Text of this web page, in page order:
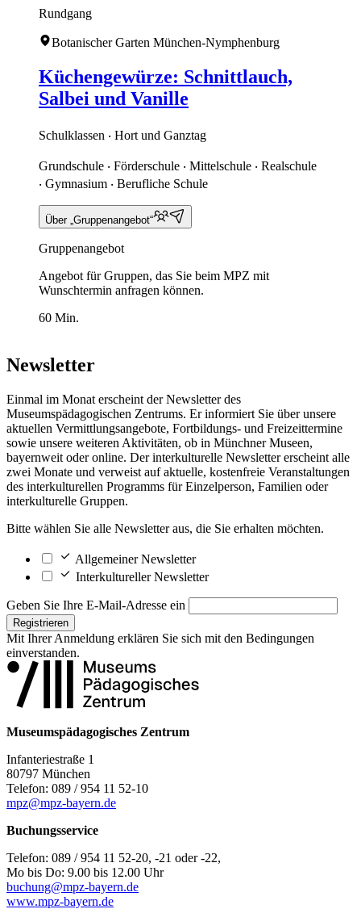
Rundgang
Botanischer Garten München-Nymphenburg
Küchengewürze: Schnittlauch,
Salbei und Vanille
Schulklassen ‧ Hort und Ganztag
Grundschule ‧ Förderschule ‧ Mittelschule ‧ Realschule
‧ Gymnasium ‧ Berufliche Schule
Über „Gruppenangebot“
Gruppenangebot
Angebot für Gruppen, das Sie beim MPZ mit
Wunschtermin anfragen können.
60 Min.
Newsletter
Einmal im Monat erscheint der Newsletter des
Museumspädagogischen Zentrums. Er informiert Sie über unsere
aktuellen Vermittlungsangebote, Fortbildungs- und Freizeittermine
sowie unsere weiteren Aktivitäten, ob in Münchner Museen,
bayernweit oder online. Der interkulturelle Newsletter erscheint alle
zwei Monate und verweist auf aktuelle, kostenfreie Veranstaltungen
des interkulturellen Programms für Einzelperson, Familien oder
interkulturelle Gruppen.
Bitte wählen Sie alle Newsletter aus, die Sie erhalten möchten.
Allgemeiner Newsletter
Interkultureller Newsletter
Geben Sie Ihre E-Mail-Adresse ein
Registrieren
Mit Ihrer Anmeldung erklären Sie sich mit den Bedingungen
einverstanden.
Museumspädagogisches Zentrum
Infanteriestraße 1
80797 München
Telefon: 089 / 954 11 52-10
mpz@mpz-bayern.de
Buchungsservice
Telefon: 089 / 954 11 52-20, -21 oder -22,
Mo bis Do: 9.00 bis 12.00 Uhr
buchung@mpz-bayern.de
www.mpz-bayern.de